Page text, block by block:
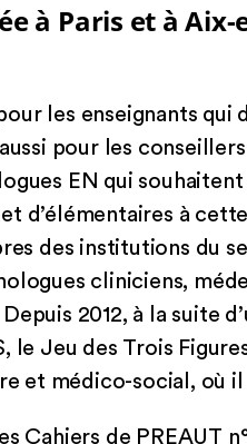
à Paris et à
les enseignants qui
pour les
EN qui
et d’élémentaires à
des institutions du
cliniciens,
2012, à la suite
le Jeu des Trois
et médico-social, où
Cahiers de PREAUT